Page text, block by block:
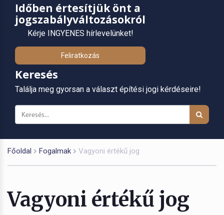
Időben értesítjük önt a
jogszabályváltozásokról
Kérje INGYENES hírlevelünket!
Feliratkozás
Keresés
Találja meg gyorsan a választ építési jogi kérdéseire!
Főoldal Fogalmak Vagyoni értékű jog
Vagyoni értékű jog